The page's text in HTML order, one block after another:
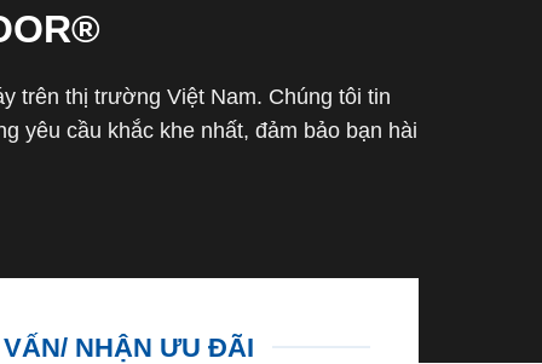
trên thị trường Việt Nam. Chúng tôi tin
yêu cầu khắc khe nhất, đảm bảo bạn hài
NHẬN ƯU ĐÃI